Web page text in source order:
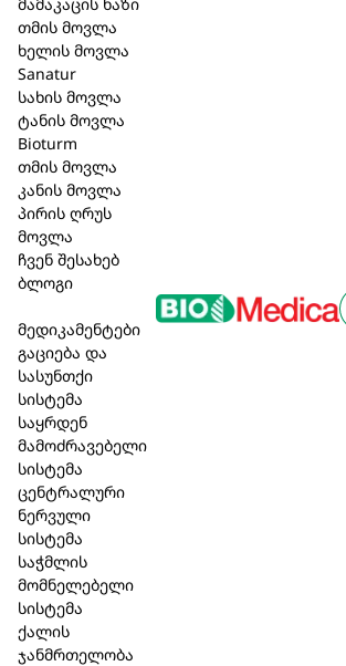
თმის მოვლა
ხელის მოვლა
Sanatur
სახის მოვლა
ტანის მოვლა
Bioturm
თმის მოვლა
კანის მოვლა
პირის ღრუს
მოვლა
ჩვენ შესახებ
ბლოგი
მედიკამენტები
გაციება და
სასუნთქი
სისტემა
საყრდენ
მამოძრავებელი
სისტემა
ცენტრალური
ნერვული
სისტემა
საჭმლის
მომნელებელი
სისტემა
ქალის
ჯანმრთელობა
აღწერა
შპაიკი Natural Aktiv ტანის ზეთი
:
სხეულის ზეთი, განსაკუთრებით
სპორტის ან საუნის შემდეგ.
ელასტიურობას, ხოლო ბუნებრივი
ინგრედიენტები უზრუნველყოფენ
კანის მოვლას.
შპაიკი Original შხაპის გელი
კანისთვის 250 მლ. (265) :
კანისა და თმისთვის (ასევე
დასაბანად) განსაკუთრებით ნაზი
საშუალება ორიგინალური Speick-ის
მკვებავი, დამამშვიდებელი და
მოვლა ორგანული სალბით.
შპაიკი Natural Aktiv ხელისა და
ბალზამი 75 მლ. (155) :
ხელის და ფრჩხილის ბალზამი.
ვერას გელის, არგანისა და კამელიას
შემადგენლობით, ატენიანებს კანსა
ალოე ვერა ატენიანებს და აღადგენს
ბალანსს. აქვს ანტისეპტიკური
გამოიყენება გამომშრალ კანზე